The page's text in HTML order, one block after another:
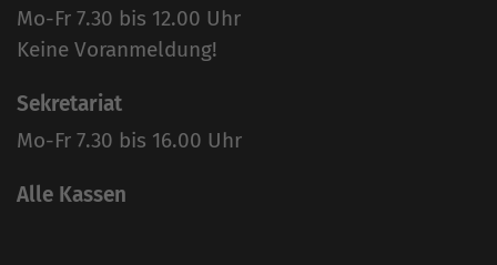
Mo-Fr 7.30 bis 12.00 Uhr
Keine Voranmeldung!
Sekretariat
Mo-Fr 7.30 bis 16.00 Uhr
Alle Kassen